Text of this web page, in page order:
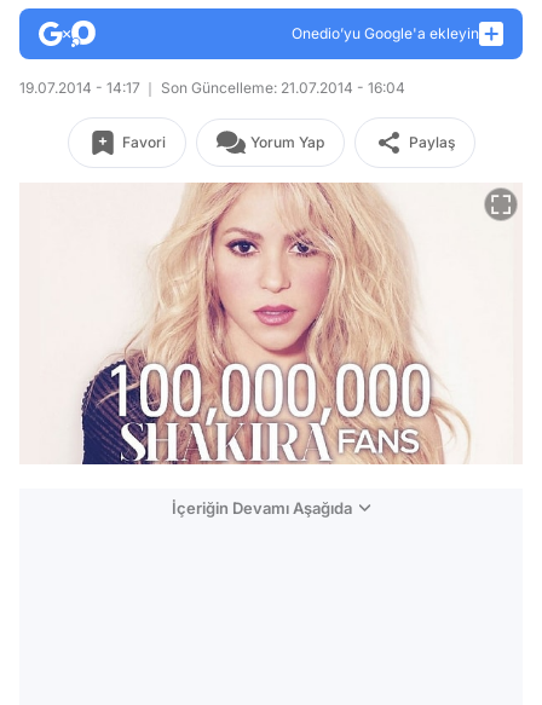
Onedio’yu Google'a ekleyin
19.07.2014 - 14:17 Son Güncelleme: 21.07.2014 - 16:04
Favori Yorum Yap Paylaş
İçeriğin Devamı Aşağıda